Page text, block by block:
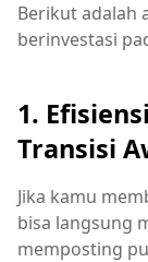
Berikut adalah
berinvestasi
1.
Transisi
Jika kamu
bisa langsung
memposting